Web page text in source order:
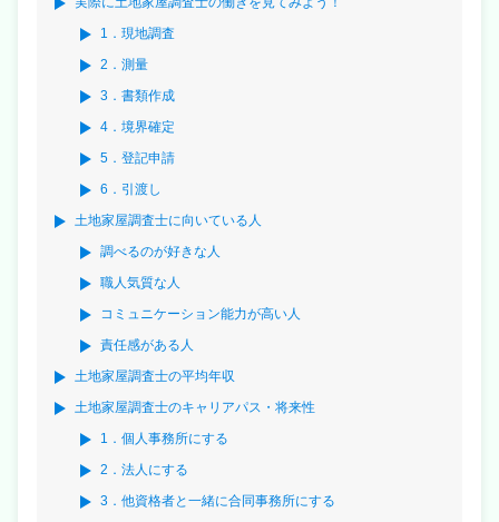
1．現地調査
2．測量
3．書類作成
4．境界確定
5．登記申請
6．引渡し
土地家屋調査士に向いている人
調べるのが好きな人
職人気質な人
コミュニケーション能力が高い人
責任感がある人
土地家屋調査士の平均年収
土地家屋調査士のキャリアパス・将来性
1．個人事務所にする
2．法人にする
3．他資格者と一緒に合同事務所にする